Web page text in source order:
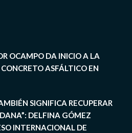
OCAMPO DA INICIO A LA
ASFÁLTICO EN
SIGNIFICA RECUPERAR
DELFINA GÓMEZ
INTERNACIONAL DE